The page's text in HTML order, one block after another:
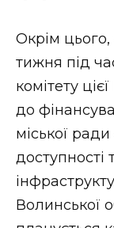
Окрім
тижня під
комітету
до
міської
доступності
Волинської